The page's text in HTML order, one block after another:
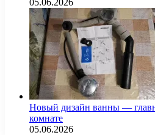
Новый дизайн ванны —
комнате
05.06.2026